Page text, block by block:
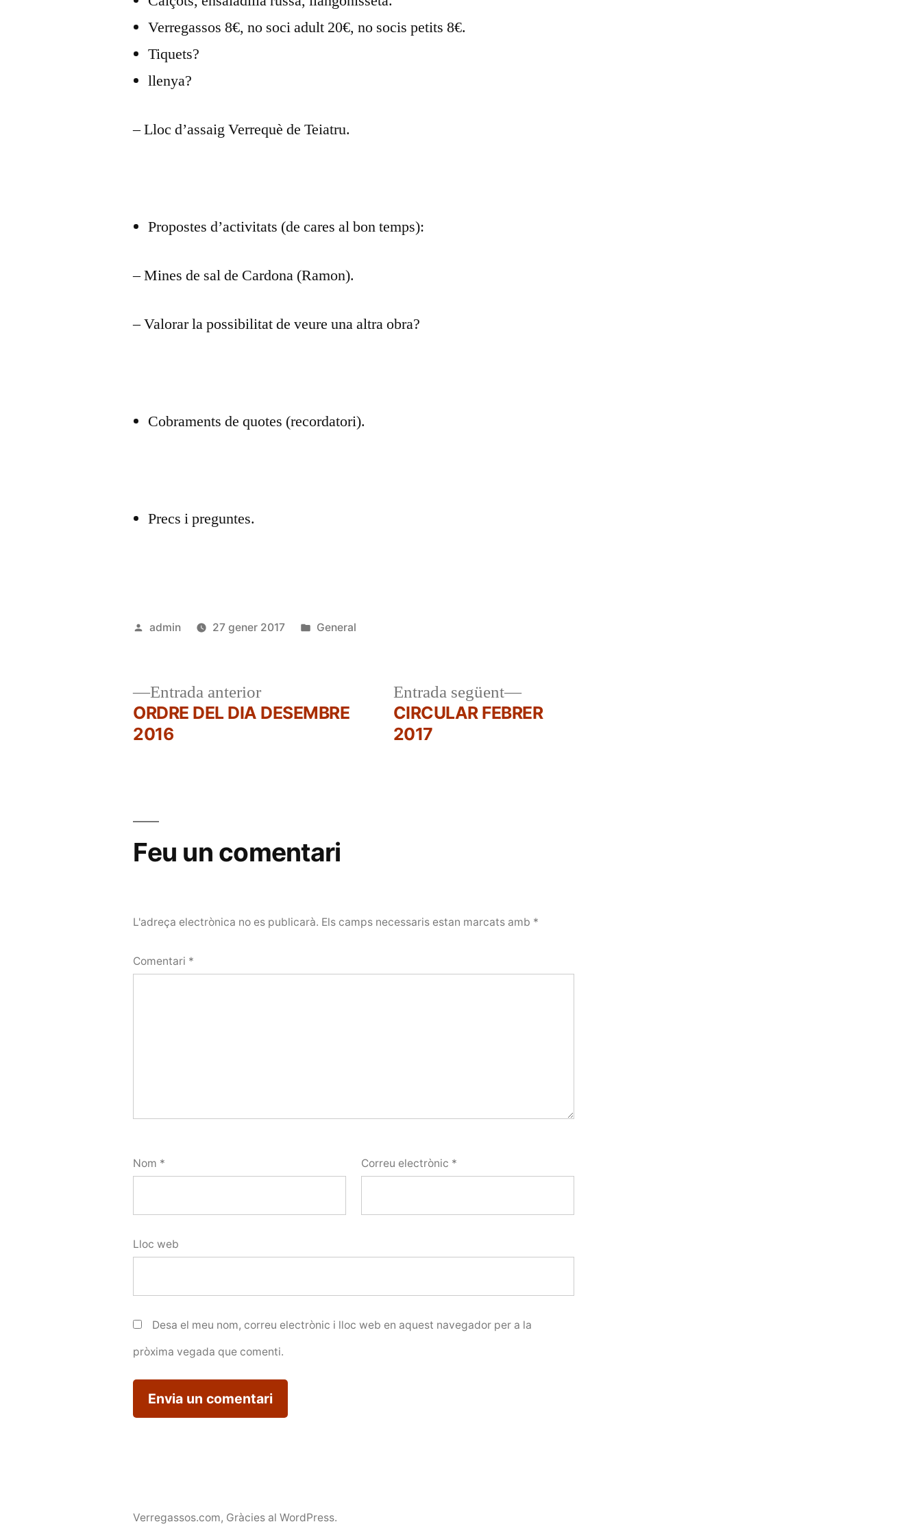
Verregassos 8€, no soci adult 20€, no socis petits 8€.
Tiquets?
llenya?
– Lloc d’assaig Verrequè de Teiatru.
Propostes d’activitats (de cares al bon temps):
– Mines de sal de Cardona (Ramon).
– Valorar la possibilitat de veure una altra obra?
Cobraments de quotes (recordatori).
Precs i preguntes.
Publicat
admin 27 gener 2017
Publicat
General
Navegació
Entrada anteriorEntrada
anterior:
ORDRE DEL DIA DESEMBRE
2016
Entrada següent
Entrada
següent:
CIRCULAR FEBRER
2017
Feu un comentari
L'adreça electrònica no es publicarà. Els camps necessaris estan marcats amb *
Comentari *
Nom * Correu electrònic *
Lloc web
Desa el meu nom, correu electrònic i lloc web en aquest navegador per a la
pròxima vegada que comenti.
Verregassos.com, Gràcies al WordPress.